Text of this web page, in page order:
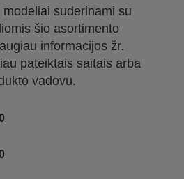
suderinami su
šio asortimento
informacijos žr.
pateiktais saitais arba
vadovu.